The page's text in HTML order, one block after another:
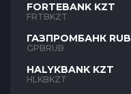
FORTEBANK KZT
FRTBKZT
ГАЗПРОМБАНК RUB
GPBRUB
HALYKBANK KZT
HLKBKZT